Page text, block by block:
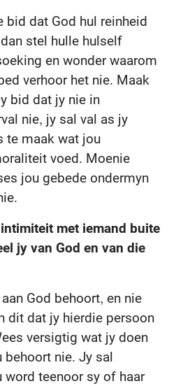
bid dat God hul reinheid
stel hulle hulself
en wonder waarom
verhoor het nie. Maak
bid dat jy nie in
nie, jy sal val as jy
te maak wat jou
voed. Moenie
jou gebede ondermyn
met iemand buite
jy van God en van die
God behoort, en nie
dit dat jy hierdie persoon
versigtig wat jy doen
nie. Jy sal
word teenoor sy of haar